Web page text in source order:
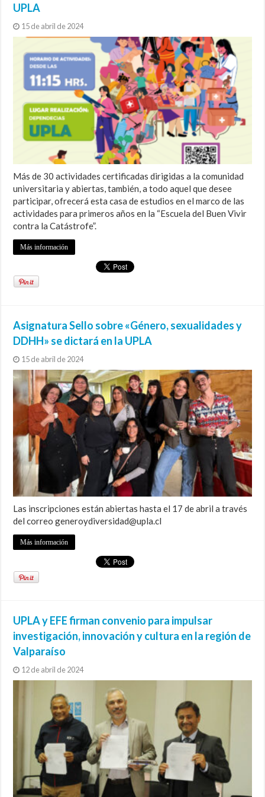
UPLA
15 de abril de 2024
Más de 30 actividades certificadas dirigidas a la comunidad
universitaria y abiertas, también, a todo aquel que desee
participar, ofrecerá esta casa de estudios en el marco de las
actividades para primeros años en la “Escuela del Buen Vivir
contra la Catástrofe”.
Más información
Asignatura Sello sobre «Género, sexualidades y
DDHH» se dictará en la UPLA
15 de abril de 2024
Las inscripciones están abiertas hasta el 17 de abril a través
del correo generoydiversidad@upla.cl
Más información
UPLA y EFE firman convenio para impulsar
investigación, innovación y cultura en la región de
Valparaíso
12 de abril de 2024